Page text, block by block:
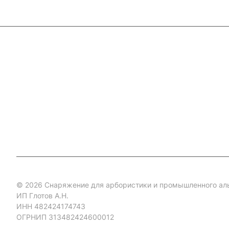
© 2026 Снаряжение для арбористики и промышленного
ИП Глотов А.Н.
ИНН 482424174743
ОГРНИП 313482424600012